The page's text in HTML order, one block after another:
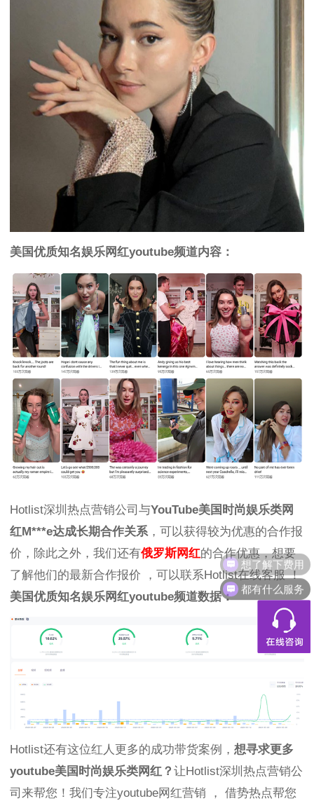
美国优质知名娱乐网红youtube频道内容：
Hotlist深圳热点营销公司与YouTube美国时尚娱乐类网
红M***e达成长期合作关系 ，可以获得较为优惠的合作报
价，除此之外，我们还有俄罗斯网红的合作优惠，想要
了解他们的最新合作报价 ，可以联系Hotlist在线客服 ！
美国优质知名娱乐网红youtube频道数据：
Hotlist还有这位红人更多的成功带货案例， 想寻求更多
youtube美国时尚娱乐类网红？ 让Hotlist深圳热点营销公
司来帮您！我们专注youtube网红营销 ， 借势热点帮您
想了解下费用
都有什么服务